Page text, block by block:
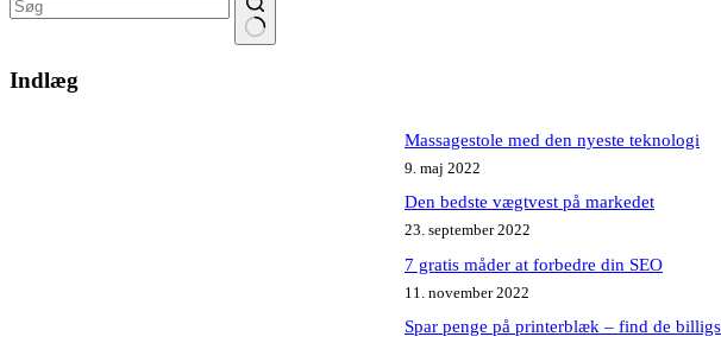
resultater
Indlæg
Massagestole med den nyeste teknologi
9. maj 2022
Den bedste vægtvest på markedet
23. september 2022
7 gratis måder at forbedre din SEO
11. november 2022
Spar penge på printerblæk – find de